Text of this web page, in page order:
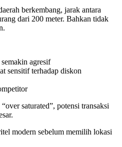
berkembang, jarak antara
dari 200 meter. Bahkan tidak
agresif
sensitif terhadap diskon
saturated”, potensi transaksi
modern sebelum memilih lokasi